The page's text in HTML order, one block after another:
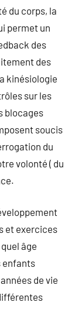
du corps, la
permet un
des
des
kinésiologie
sur les
blocages
soucis
du
volonté ( du
et exercices
âge
enfants
de vie